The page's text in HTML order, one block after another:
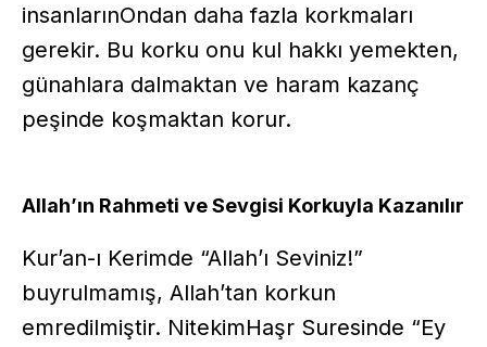
insanlarınOndan daha fazla korkmaları
gerekir. Bu korku onu kul hakkı yemekten,
günahlara dalmaktan ve haram kazanç
peşinde koşmaktan korur.
Allah’ın Rahmeti ve Sevgisi Korkuyla Kazanılır
Kur’an-ı Kerimde “Allah’ı Seviniz!”
buyrulmamış, Allah’tan korkun
emredilmiştir. NitekimHaşr Suresinde “Ey